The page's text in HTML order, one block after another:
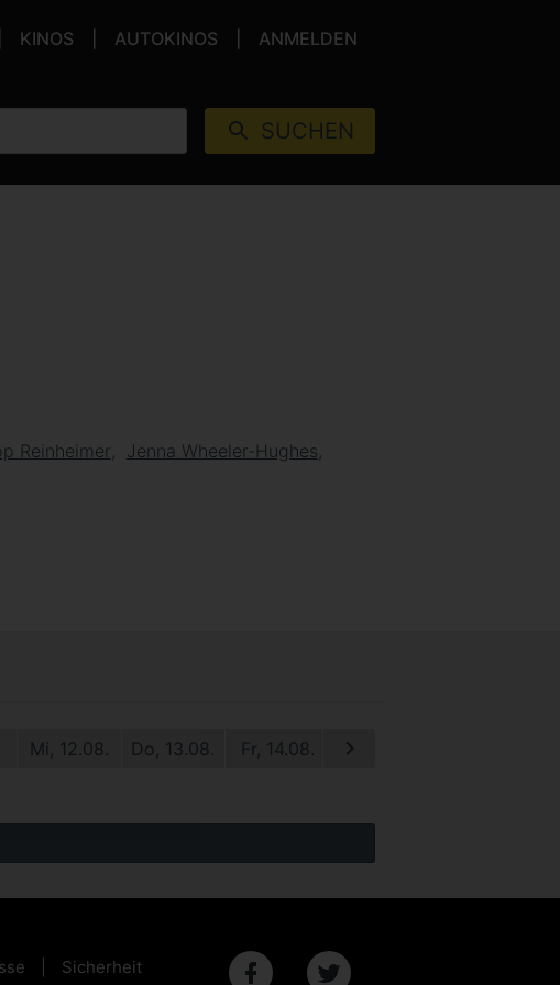
KINOS AUTOKINOS ANMELDEN
SUCHEN
Reinheimer
Jenna Wheeler-Hughes
Mi, 12.08. Do, 13.08. Fr, 14.08. Sa, 15.08.
Sicherheit